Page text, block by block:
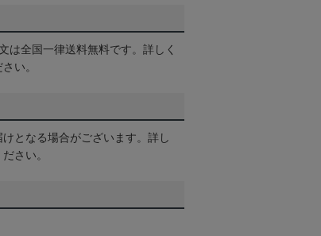
は全国一律送料無料です。詳しく
い。
となる場合がございます。詳し
さい。